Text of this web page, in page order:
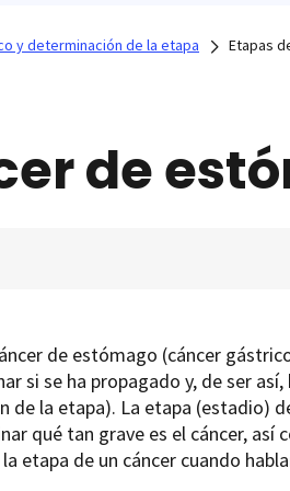
y determinación de la etapa Etapas
de
de estómago (cáncer
si se ha propagado y, de ser
de la etapa). La etapa (estadio)
qué tan grave es el cáncer, así
etapa de un cáncer cuando